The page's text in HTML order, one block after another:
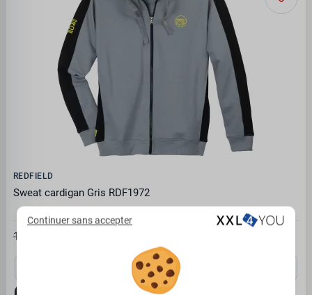
REDFIELD
Sweat cardigan Gris RDF1972
119.95 €
6XL
Continuer sans accepter